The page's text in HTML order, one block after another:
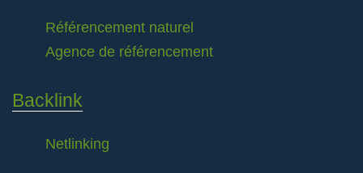
Référencement naturel
Agence de référencement
Backlink
Netlinking